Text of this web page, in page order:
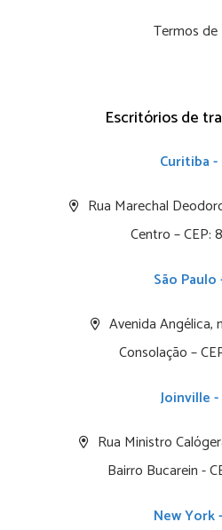
Termos de
Escritórios de
Curitiba -
Rua Marechal
Centro – CEP:
São Paulo
Avenida Angélica,
Consolação –
Joinville -
Rua Ministro
Bairro Bucarein -
New York